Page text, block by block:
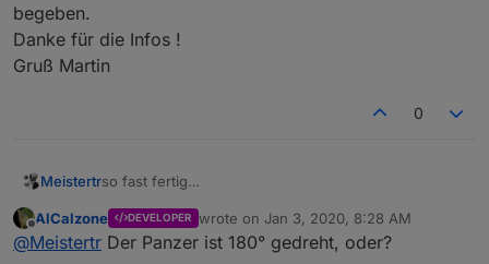
begeben.
Danke für die Infos !
Gruß Martin
0
Meistertrso fast fertig
Offline
AlCalzone DEVELOPER wrote on Jan 3, 2020, 8:28 AM
last edited by
@Meistertr Der Panzer ist 180° gedreht, oder?